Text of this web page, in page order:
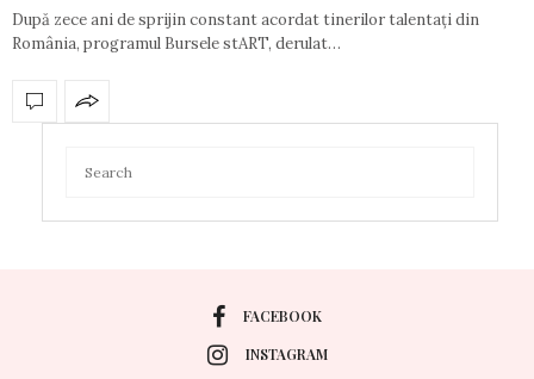
După zece ani de sprijin constant acordat tinerilor talentați din
România, programul Bursele stART, derulat…
FACEBOOK
INSTAGRAM